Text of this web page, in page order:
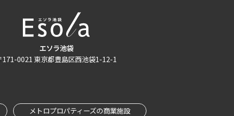
エソラ池袋
171-0021 東京都豊島区西池袋1-12-1
メトロプロパティーズの商業施設